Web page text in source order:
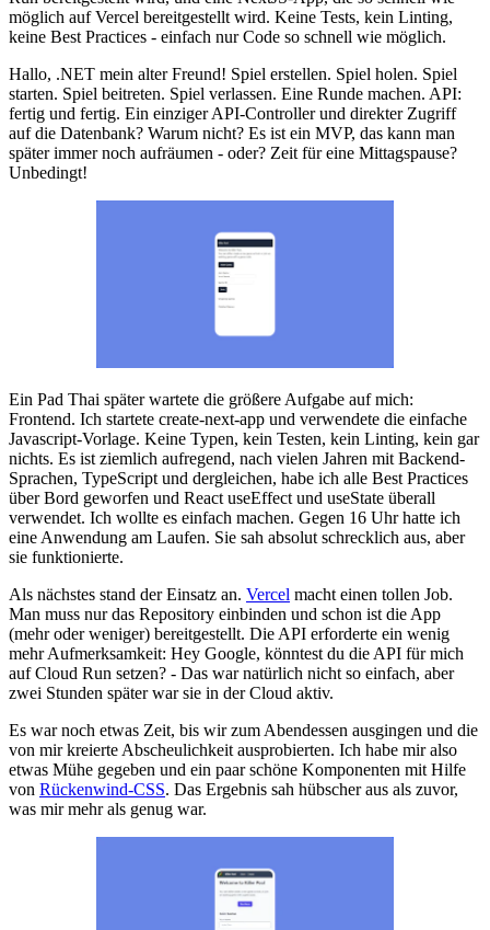
möglich auf Vercel bereitgestellt wird. Keine Tests, kein Linting,
keine Best Practices - einfach nur Code so schnell wie möglich.
Hallo, .NET mein alter Freund! Spiel erstellen. Spiel holen. Spiel
starten. Spiel beitreten. Spiel verlassen. Eine Runde machen. API:
fertig und fertig. Ein einziger API-Controller und direkter Zugriff
auf die Datenbank? Warum nicht? Es ist ein MVP, das kann man
später immer noch aufräumen - oder? Zeit für eine Mittagspause?
Unbedingt!
Ein Pad Thai später wartete die größere Aufgabe auf mich:
Frontend. Ich startete create-next-app und verwendete die einfache
Javascript-Vorlage. Keine Typen, kein Testen, kein Linting, kein gar
nichts. Es ist ziemlich aufregend, nach vielen Jahren mit Backend-
Sprachen, TypeScript und dergleichen, habe ich alle Best Practices
über Bord geworfen und React useEffect und useState überall
verwendet. Ich wollte es einfach machen. Gegen 16 Uhr hatte ich
eine Anwendung am Laufen. Sie sah absolut schrecklich aus, aber
sie funktionierte.
Als nächstes stand der Einsatz an. Vercel macht einen tollen Job.
Man muss nur das Repository einbinden und schon ist die App
(mehr oder weniger) bereitgestellt. Die API erforderte ein wenig
mehr Aufmerksamkeit: Hey Google, könntest du die API für mich
auf Cloud Run setzen? - Das war natürlich nicht so einfach, aber
zwei Stunden später war sie in der Cloud aktiv.
Es war noch etwas Zeit, bis wir zum Abendessen ausgingen und die
von mir kreierte Abscheulichkeit ausprobierten. Ich habe mir also
etwas Mühe gegeben und ein paar schöne Komponenten mit Hilfe
von Rückenwind-CSS. Das Ergebnis sah hübscher aus als zuvor,
was mir mehr als genug war.